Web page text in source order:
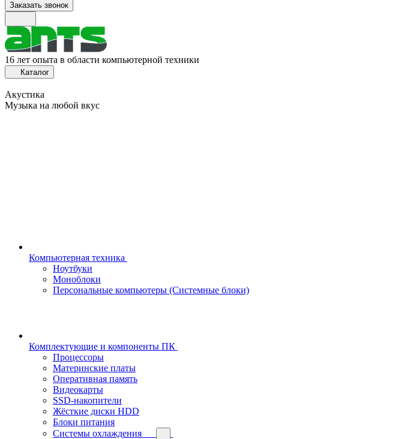
Заказать звонок
16 лет опыта в области компьютерной техники
Каталог
Акустика
Музыка на любой вкус
Компьютерная техника
Ноутбуки
Моноблоки
Персональные компьютеры (Системные блоки)
Комплектующие и компоненты ПК
Процессоры
Материнские платы
Оперативная память
Видеокарты
SSD-накопители
Жёсткие диски HDD
Блоки питания
Системы охлаждения